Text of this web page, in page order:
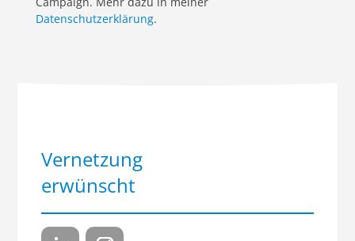
Datenschutzerklärung.
Vernetzung
erwünscht